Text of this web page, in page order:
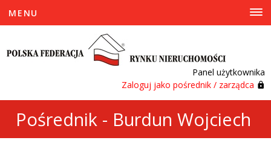
Panel użytkownika
Zaloguj jako pośrednik / zarządca
MENU
Pośrednik - Burdun Wojciech